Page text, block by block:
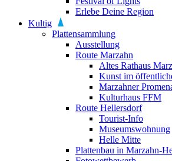
Erlebe Deine Region
Kultig
Plattensammlung
Ausstellung
Route Marzahn
Altes Rathaus
Kunst im
Marzahner
Kulturhaus FFM
Route Hellersdorf
Tourist-Info
Museumswohnung
Helle Mitte
Plattenbau in Marzahn-